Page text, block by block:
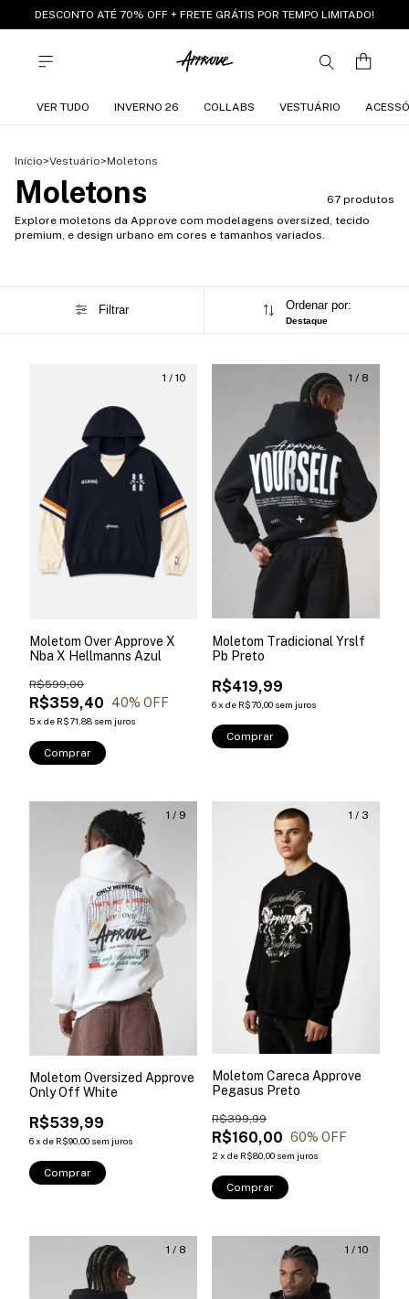
DESCONTO ATÉ 70% OFF + FRETE GRÁTIS POR TEMPO LIMITADO!
VER TUDO INVERNO 26 COLLABS VESTUÁRIO
Início>Vestuário>Moletons
Moletons
67 produtos
Explore moletons da Approve com modelagens oversized, tecido
premium, e design urbano em cores e tamanhos variados.
Filtrar Ordenar por:
Destaque
1 / 10
Moletom Over Approve X
Nba X Hellmanns Azul
R$359,40
R$599,00
40% OFF
5x de R$71,88 sem juros
Comprar
1 / 8
Moletom Tradicional Yrslf
Pb Preto
R$419,99
6x de R$70,00 sem juros
Comprar
1 / 9
Moletom Oversized Approve
Only Off White
R$539,99
6x de R$90,00 sem juros
Comprar
1 / 3
Moletom Careca Approve
Pegasus Preto
R$160,00
R$399,99
60% OFF
2 x de R$80,00 sem juros
Comprar
1 / 8 1 / 10